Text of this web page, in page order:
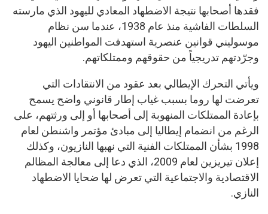
فقدها أصحابها نتيجة الاضطهاد المعادي لليهود الذي مارسته
السلطات الفاشية منذ عام 1938، عندما سن نظام
موسوليني قوانين عنصرية استهدفت المواطنين اليهود
وجرّدتهم تدريجياً من حقوقهم وممتلكاتهم.
ويأتي التحرك الإيطالي بعد عقود من الانتقادات التي
تعرضت لها روما بسبب غياب إطار قانوني واضح يسمح
بإعادة الممتلكات المنهوبة إلى أصحابها أو إلى ورثتهم، على
الرغم من انضمام إيطاليا إلى مبادئ مؤتمر واشنطن لعام
1998 بشأن الممتلكات الفنية التي نهبها النازيون، وكذلك
إعلان تيريزين لعام 2009، الذي دعا إلى معالجة المظالم
الاقتصادية والاجتماعية التي تعرض لها ضحايا الاضطهاد
النازي.